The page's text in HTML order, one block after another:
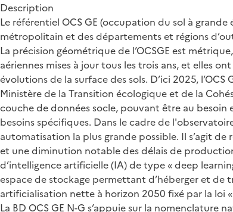
Description
Le référentiel OCS GE (occupation du sol à
métropolitain et des départements et régions
La précision géométrique de l’OCSGE est
aériennes mises à jour tous les trois ans, et elles
évolutions de la surface des sols. D’ici 2025,
Ministère de la Transition écologique et de la
couche de données socle, pouvant être au
besoins spécifiques. Dans le cadre de
automatisation la plus grande possible. Il s’agit
et une diminution notable des délais de
d’intelligence artificielle (IA) de type « deep
espace de stockage permettant d’héberger et de
artificialisation nette à horizon 2050 fixé par la loi
La BD OCS GE N-G s’appuie sur la